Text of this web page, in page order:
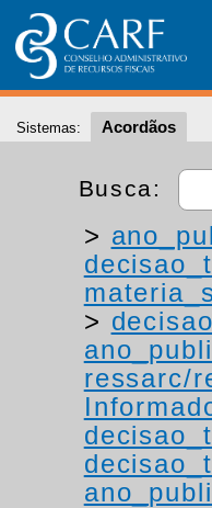
Sistemas: Acordãos
Busca:
>
>
ressarc/